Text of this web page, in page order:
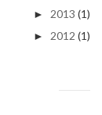
► 2013 (1)
► 2012 (1)